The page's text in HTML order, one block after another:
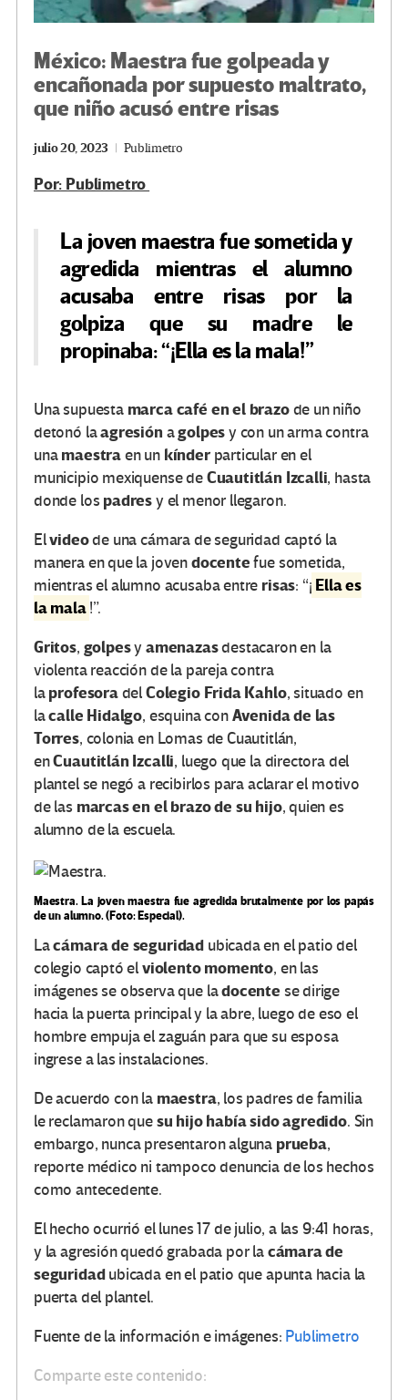
México: Maestra fue golpeada y
encañonada por supuesto maltrato,
que niño acusó entre risas
julio 20, 2023 Publimetro
Por: Publimetro
La joven maestra fue sometida y
agredida mientras el alumno
acusaba entre risas por la
golpiza que su madre le
propinaba: “¡Ella es la mala!”
Una supuesta marca café en el brazode un niño
detonó laagresión agolpesy con un arma contra
unamaestraen un kínderparticular en el
municipio mexiquense deCuautitlán Izcalli, hasta
donde los padresy el menor llegaron.
Elvideode una cámara de seguridad captó la
manera en que la jovendocentefue sometida,
mientras el alumno acusaba entre risas: “¡ Ella es
la mala !”.
Gritos, golpesy amenazasdestacaron en la
violenta reacción de la pareja contra
laprofesoradelColegio Frida Kahlo, situado en
lacalle Hidalgo, esquina conAvenida de las
Torres, colonia en Lomas de Cuautitlán,
enCuautitlán Izcalli, luego que la directora del
plantel se negó a recibirlos para aclarar el motivo
de las marcas en el brazo de su hijo, quien es
alumno de la escuela.
Maestra. La joven maestra fue agredida brutalmente por los papás
de un alumno.(Foto: Especial).
Lacámara de seguridad ubicada en el patio del
colegio captó elviolento momento, en las
imágenes se observa que ladocente se dirige
hacia la puerta principal y la abre, luego de eso el
hombre empuja el zaguán para que su esposa
ingrese a las instalaciones.
De acuerdo con la maestra, los padres de familia
le reclamaron quesu hijo había sido agredido. Sin
embargo, nunca presentaron alguna prueba,
reporte médico ni tampoco denuncia de los hechos
como antecedente.
El hecho ocurrió el lunes 17 de julio, a las 9:41 horas,
y la agresión quedó grabada por lacámara de
seguridadubicada en el patio que apunta hacia la
puerta del plantel.
Fuente de la información e imágenes: Publimetro
Comparte este contenido: